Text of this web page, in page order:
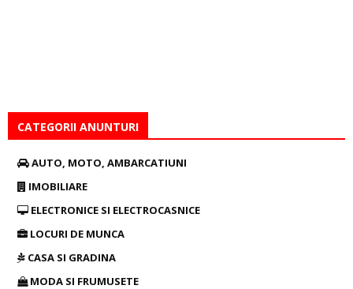
CATEGORII ANUNTURI
AUTO, MOTO, AMBARCATIUNI
IMOBILIARE
ELECTRONICE SI ELECTROCASNICE
LOCURI DE MUNCA
CASA SI GRADINA
MODA SI FRUMUSETE